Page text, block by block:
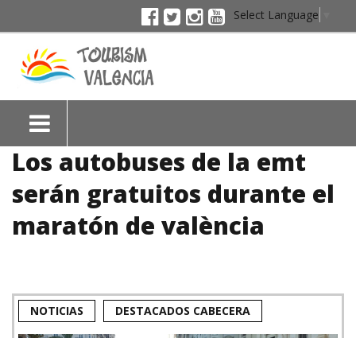
Select Language
Los autobuses de la emt
serán gratuitos durante el
maratón de valència
NOTICIAS DESTACADOS CABECERA